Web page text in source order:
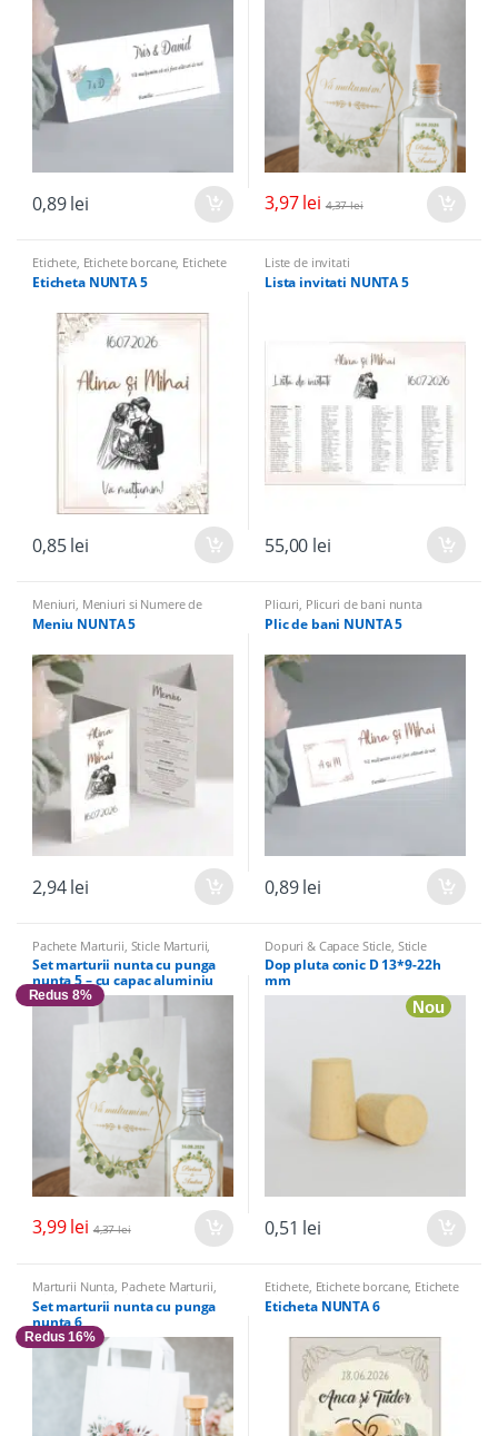
0,89lei 3,97lei 4,37lei
Etichete, Etichete borcane, Etichete
sticle
Eticheta NUNTA 5
0,85lei
Liste de invitati
Lista invitati NUNTA 5
55,00 lei
Meniuri Meniuri si Numere de
masa
Meniu NUNTA 5
2,94lei
Plicuri Plicuri de bani nunta
Plic de bani NUNTA 5
0,89lei
Pachete Marturii Sticle Marturii
Sticle marturii & Accesorii
Set marturii nunta cu punga
nunta 5 – cu capac aluminiu
Redus 8%
3,99lei 4,37lei
Dopuri & Capace Sticle, Sticle
marturii & Accesorii
Dop pluta conic D 13*9-22h
mm
Nou
0,51 lei
Marturii Nunta, Pachete Marturii,
Sticle Marturii,Sticle marturii &
Accesorii
Set marturii nunta cu punga
nunta 6
Redus 16%
Etichete, Etichete borcane, Etichete
sticle
Eticheta NUNTA 6